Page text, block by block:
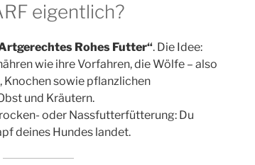
eigentlich?
Rohes Futter“. Die Idee:
wie ihre Vorfahren, die Wölfe – also
Knochen sowie pflanzlichen
und Kräutern.
oder Nassfutterfütterung: Du
deines Hundes landet.